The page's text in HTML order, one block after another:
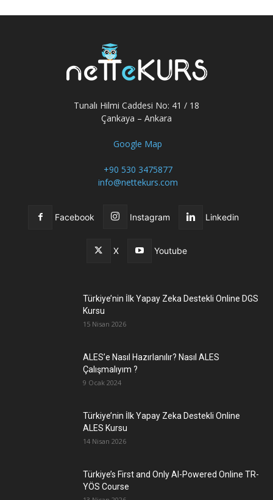
Tunalı Hilmi Caddesi No: 41 / 18
Çankaya – Ankara
Google Map
+90 530 3475877
info@nettekurs.com
Facebook Instagram Linkedin
X Youtube
Türkiye’nin İlk Yapay Zeka Destekli Online DGS
Kursu
15 Nisan 2026
ALES’e Nasıl Hazırlanılır? Nasıl ALES
Çalışmalıyım ?
9 Ocak 2024
Türkiye’nin İlk Yapay Zeka Destekli Online
ALES Kursu
14 Nisan 2026
Türkiye’s First and Only AI-Powered Online TR-
YÖS Course